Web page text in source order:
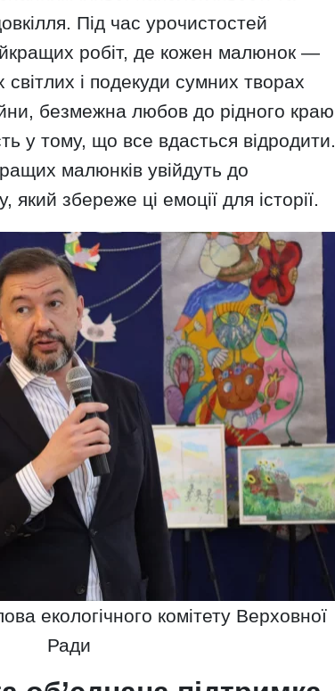
Під час урочистостей
робіт, де кожен малюнок —
світлих і подекуди сумних творах
безмежна любов до рідного краю
у тому, що все вдасться відродити.
малюнків увійдуть до
який збереже ці емоції для історії.
екологічного комітету Верховної
Ради